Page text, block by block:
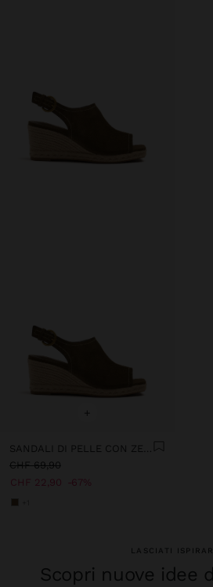
+
SANDALI DI PELLE CON ZEPPA DI JUTA
CHF 69,90
CHF 22,90
67%
LASCIATI
Scopri nuove idee